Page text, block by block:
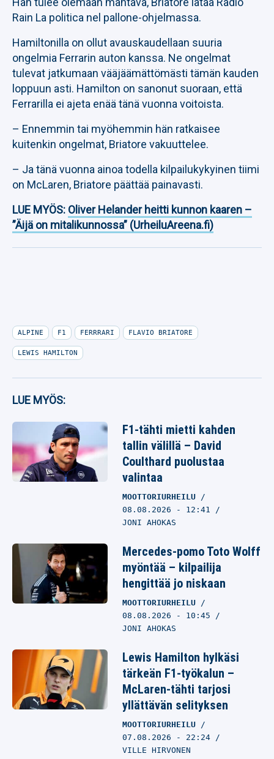
Rain La politica nel pallone-ohjelmassa.
Hamiltonilla on ollut avauskaudellaan suuria
ongelmia Ferrarin auton kanssa. Ne ongelmat
tulevat jatkumaan vääjäämättömästi tämän kauden
loppuun asti. Hamilton on sanonut suoraan, että
Ferrarilla ei ajeta enää tänä vuonna voitoista.
– Ennemmin tai myöhemmin hän ratkaisee
kuitenkin ongelmat, Briatore vakuuttelee.
– Ja tänä vuonna ainoa todella kilpailukykyinen tiimi
on McLaren, Briatore päättää painavasti.
LUE MYÖS: Oliver Helander heitti kunnon kaaren –
”Äijä on mitalikunnossa” (UrheiluAreena.fi)
ALPINE F1 FERRRARI FLAVIO BRIATORE
LEWIS HAMILTON
LUE MYÖS:
F1-tähti mietti kahden
tallin välillä – David
Coulthard puolustaa
valintaa
MOOTTORIURHEILU
08.08.2026 - 12:41
JONI AHOKAS
Mercedes-pomo Toto Wolff
myöntää – kilpailija
hengittää jo niskaan
MOOTTORIURHEILU
08.08.2026 - 10:45
JONI AHOKAS
Lewis Hamilton hylkäsi
tärkeän F1-työkalun –
McLaren-tähti tarjosi
yllättävän selityksen
MOOTTORIURHEILU
07.08.2026 - 22:24
VILLE HIRVONEN